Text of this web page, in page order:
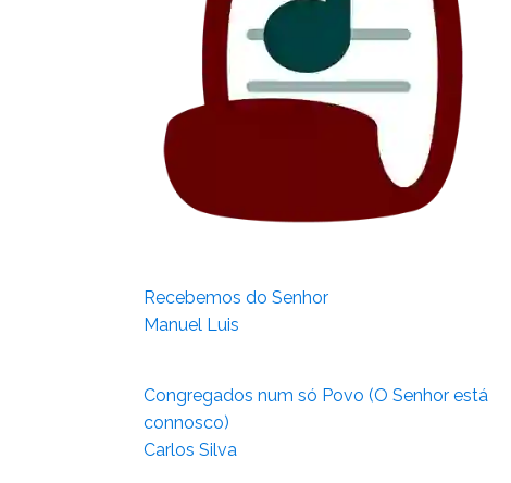
Recebemos do Senhor
Manuel Luis
Congregados num só Povo (O Senhor está
connosco)
Carlos Silva